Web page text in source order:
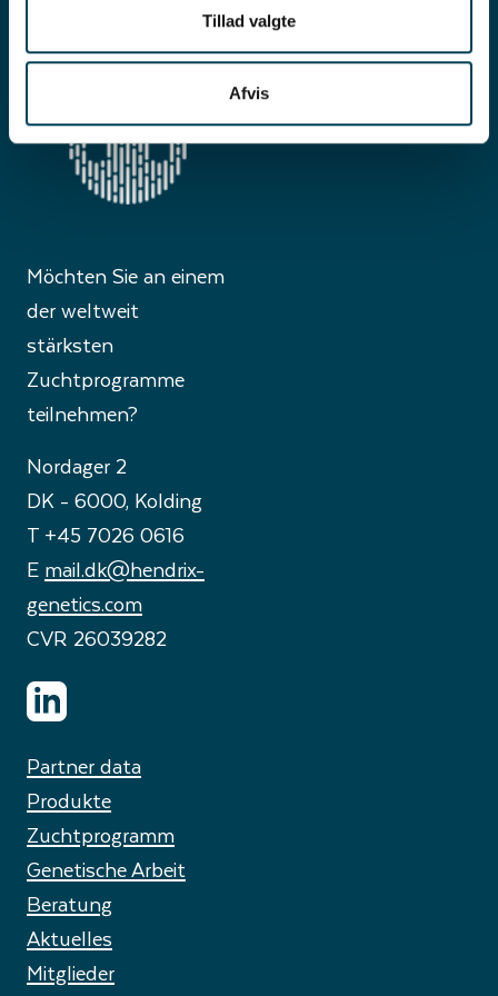
Tillad valgte
Afvis
Möchten Sie an einem
der weltweit
stärksten
Zuchtprogramme
teilnehmen?
Nordager 2
DK - 6000, Kolding
T +45 7026 0616
E mail.dk@hendrix-
genetics.com
CVR 26039282
Partner data
Produkte
Zuchtprogramm
Genetische Arbeit
Beratung
Aktuelles
Mitglieder